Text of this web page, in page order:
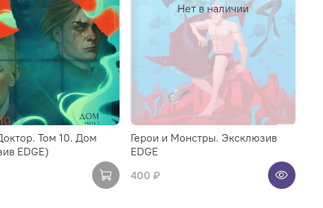
Том 10. Дом
EDGE)
Нет в наличии
Герои и Монстры. Эксклюзив
EDGE
400 ₽